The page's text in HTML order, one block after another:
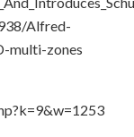
Alfred-
multi-zones